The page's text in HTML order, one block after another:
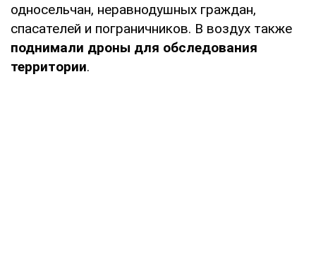
односельчан, неравнодушных граждан,
спасателей и пограничников. В воздух также
поднимали дроны для обследования
территории.